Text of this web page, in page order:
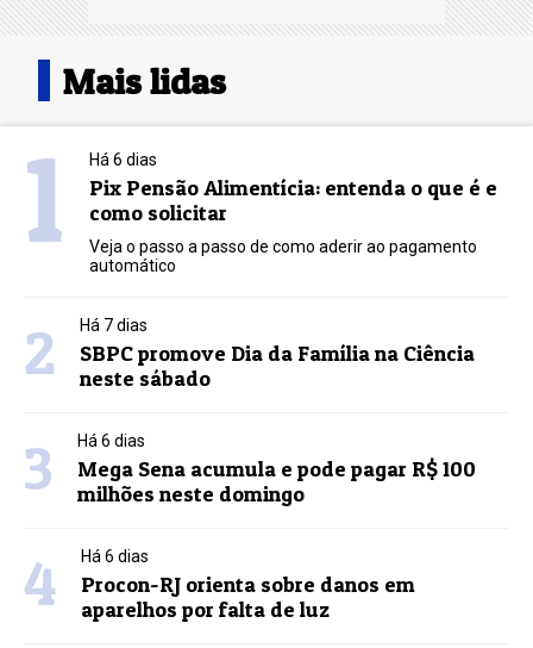
Mais lidas
1 Há 6 dias
Pix Pensão Alimentícia: entenda o que é e
como solicitar
Veja o passo a passo de como aderir ao pagamento
automático
2 Há 7 dias
SBPC promove Dia da Família na Ciência
neste sábado
3 Há 6 dias
Mega Sena acumula e pode pagar R$ 100
milhões neste domingo
4 Há 6 dias
Procon-RJ orienta sobre danos em
aparelhos por falta de luz